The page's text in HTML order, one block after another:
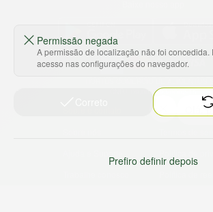
CNPJ: 09.000.493/0002-15
Termos e
Permissão negada
A permissão de localização não foi concedida.
acesso nas configurações do navegador.
Prefiro definir depois